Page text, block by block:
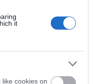
it
cookies on
de forma que mis
y científicamente